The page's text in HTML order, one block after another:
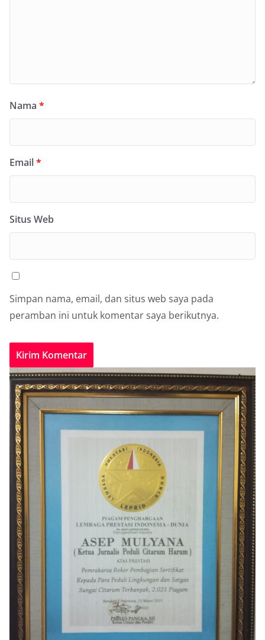
Nama *
Email*
Situs Web
Simpan nama, email, dan situs web saya pada
peramban ini untuk komentar saya berikutnya.